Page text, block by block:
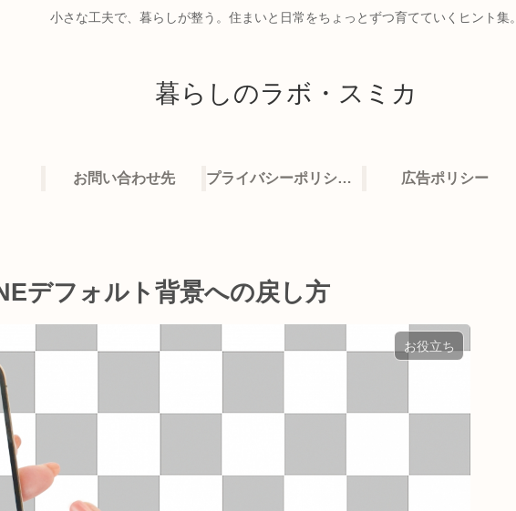
小さな工夫で、暮らしが整う。住まいと日常をちょっとずつ育てていくヒント集。
暮らしのラボ・スミカ
お問い合わせ先 プライバシーポリシー・免責事項 広告ポリシー
デフォルト背景への戻し方
お役立ち